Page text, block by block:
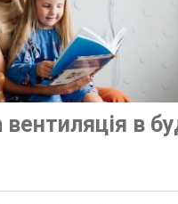
вентиляція в